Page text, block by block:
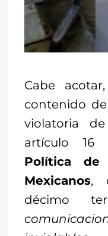
Cabe
contenido
violatoria
artículo
Política de
Mexicanos,
décimo